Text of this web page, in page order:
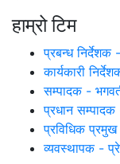
हाम्रो टिम
प्रबन्ध निर्देशक
कार्यकारी
सम्पादक -
प्रधान
प्रविधिक
व्यवस्थापक -